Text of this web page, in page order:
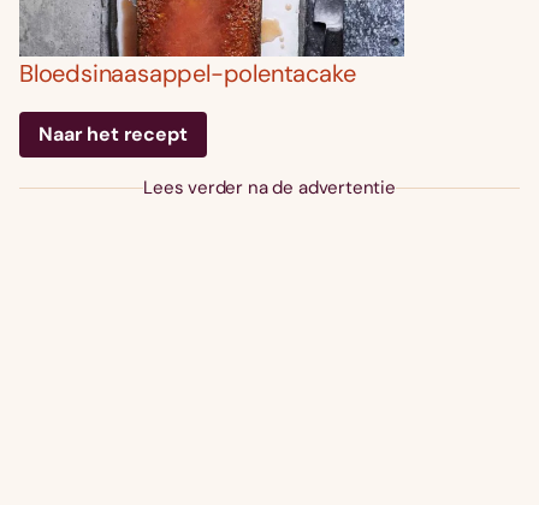
Bloedsinaasappel-polentacake
Naar het recept
Lees verder na de advertentie